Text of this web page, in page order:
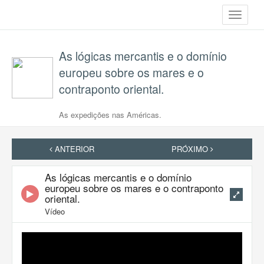
Toggle
As lógicas mercantis e o domínio
europeu sobre os mares e o
contraponto oriental.
As expedições nas Américas.
ANTERIOR PRÓXIMO
As lógicas mercantis e o domínio
europeu sobre os mares e o contraponto
oriental.
Vídeo